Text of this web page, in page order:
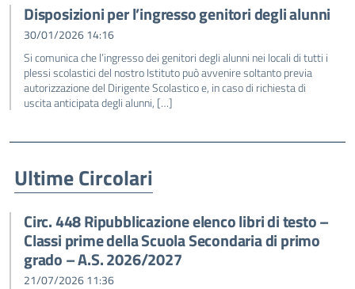
Disposizioni per l’ingresso genitori degli alunni
30/01/2026 14:16
Si comunica che l’ingresso dei genitori degli alunni nei locali di tutti i
plessi scolastici del nostro Istituto può avvenire soltanto previa
autorizzazione del Dirigente Scolastico e, in caso di richiesta di
uscita anticipata degli alunni, […]
Ultime Circolari
Circ. 448 Ripubblicazione elenco libri di testo –
Classi prime della Scuola Secondaria di primo
grado – A.S. 2026/2027
21/07/2026 11:36